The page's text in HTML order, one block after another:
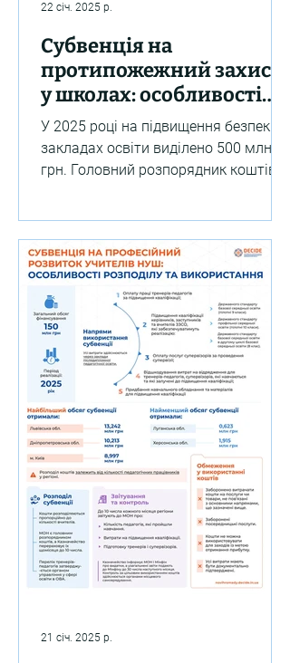
Субвенція на
протипожежний захист
у школах: особливості
розподілу та
використання
У 2025 році на підвищення безпеки в
закладах освіти виділено 500 млн
грн. Головний розпорядник коштів —
22 січ. 2025 р.
21 січ. 2025 р.